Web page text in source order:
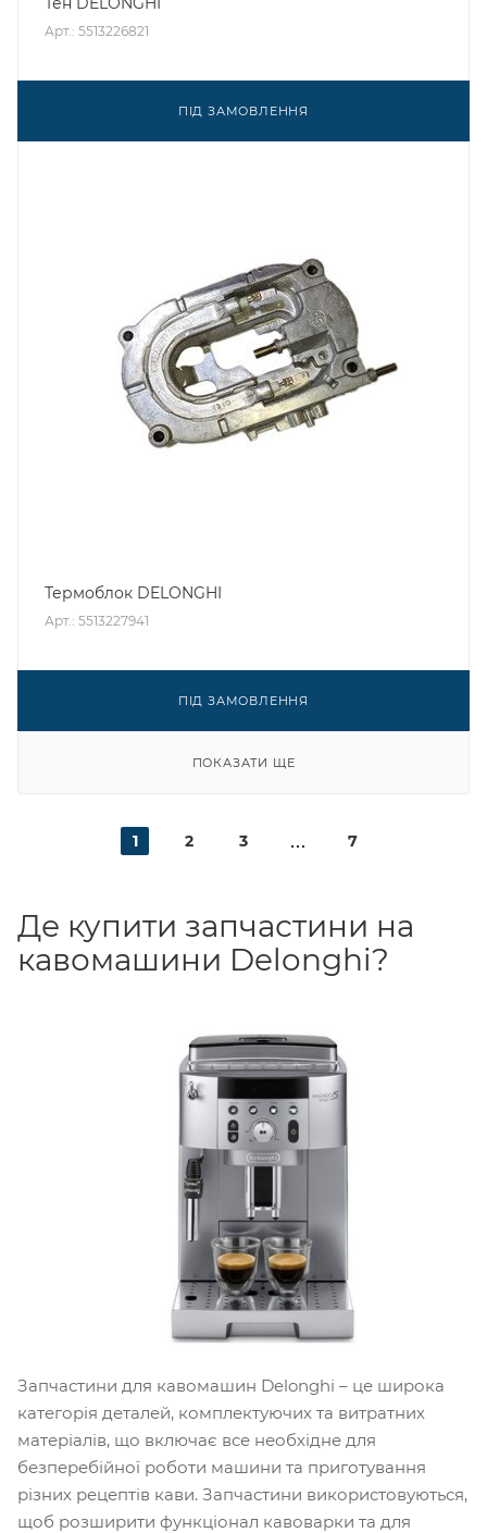
Арт.: 5513226821
ПІД ЗАМОВЛЕННЯ
Термоблок DELONGHI
Арт.: 5513227941
ПІД ЗАМОВЛЕННЯ
ПОКАЗАТИ ЩЕ
1 2 3 7
Де купити запчастини на
кавомашини Delonghi?
Запчастини для кавомашин Delonghi – це широка
категорія деталей, комплектуючих та витратних
матеріалів, що включає все необхідне для
безперебійної роботи машини та приготування
різних рецептів кави. Запчастини використовуються,
щоб розширити функціонал кавоварки та для